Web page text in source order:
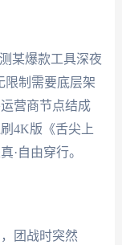
某爆款工具深夜
限制需要底层架
营商节点结成
4K版《舌尖上
·自由穿行。
团战时突然